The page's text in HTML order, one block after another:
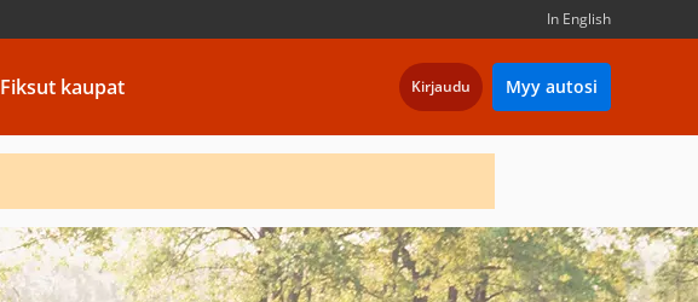
In English
Fiksut kaupat Kirjaudu Myy autosi